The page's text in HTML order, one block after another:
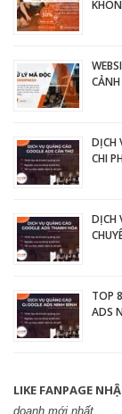
DỊCH
CHI
DỊCH
TOP
ADS
LIKE FANPAGE
doanh mới nhất...